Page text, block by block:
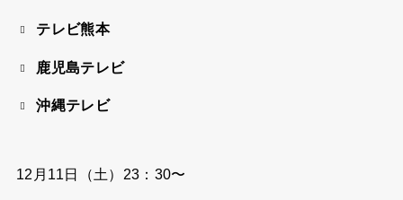
テレビ熊本
鹿児島テレビ
沖縄テレビ
12月11日（土）23：30〜